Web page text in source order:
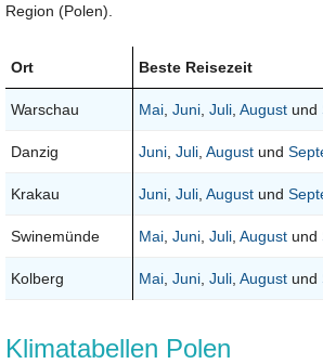
Region (Polen).
Ort Beste Reisezeit
Warschau Mai Juni Juli August und
Danzig Juni Juli August und
Krakau Juni Juli August und
Swinemünde Mai Juni Juli August und
Kolberg Mai Juni Juli August und
Klimatabellen Polen